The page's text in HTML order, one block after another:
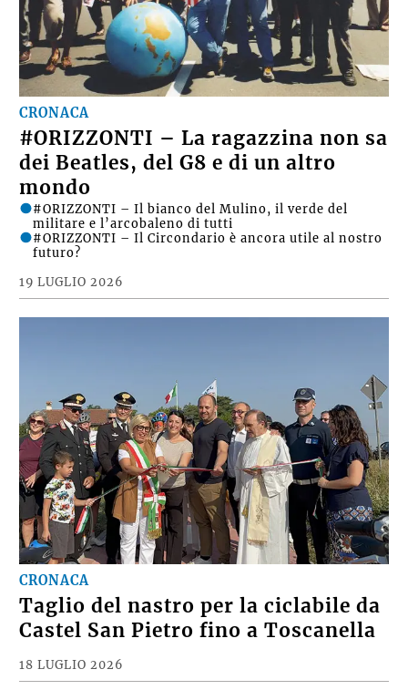
CRONACA
#ORIZZONTI – La ragazzina non sa
dei Beatles, del G8 e di un altro
mondo
19 LUGLIO 2026
#ORIZZONTI – Il bianco del Mulino, il verde del
militare e l’arcobaleno di tutti
#ORIZZONTI – Il Circondario è ancora utile al nostro
futuro?
CRONACA
Taglio del nastro per la ciclabile da
Castel San Pietro fino a Toscanella
18 LUGLIO 2026